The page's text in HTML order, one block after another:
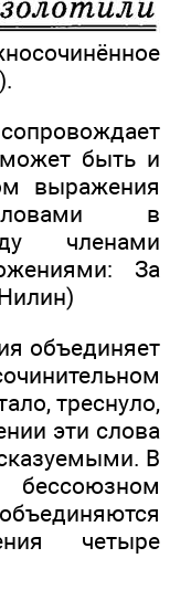
быть и
выражения
в
членами
За
объединяет
треснуло,
эти слова
В
четыре